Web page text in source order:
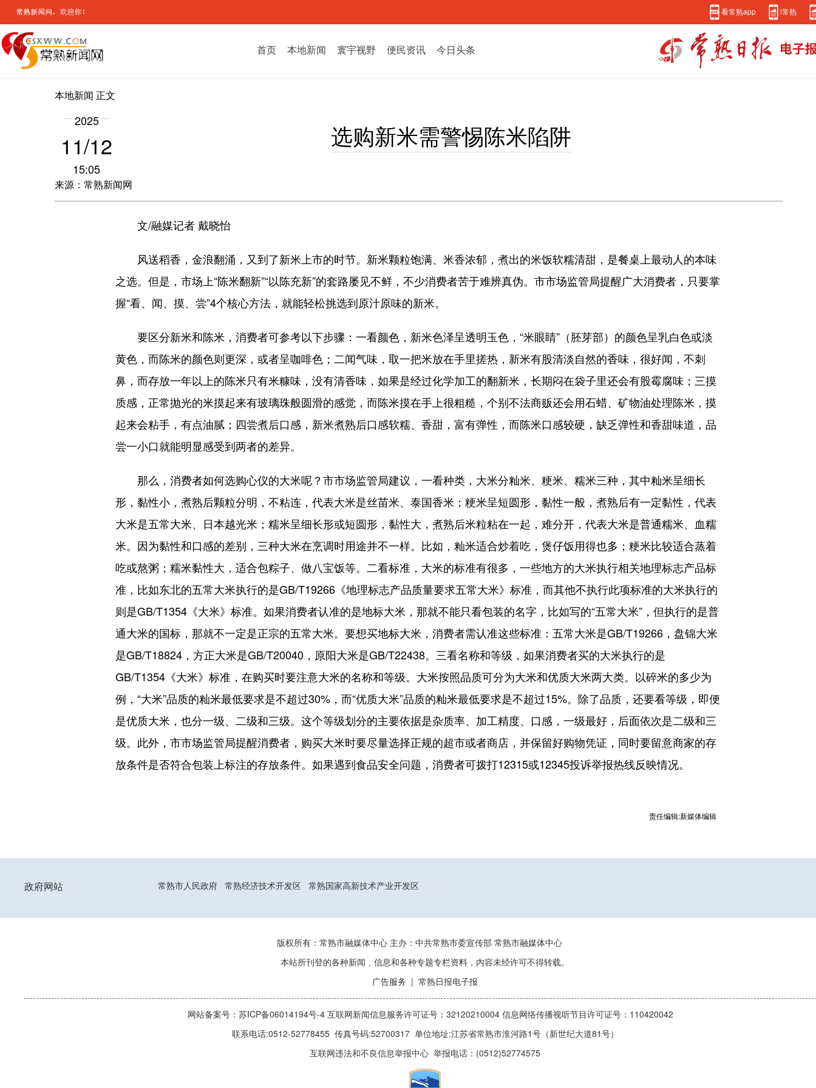
看常熟app i常熟
首页 本地新闻 寰宇视野 便民资讯 今日头条
本地新闻 正文
2025
11/12
15:05
来源：常熟新闻网
选购新米需警惕陈米陷阱
文/融媒记者 戴晓怡
风送稻香，金浪翻涌，又到了新米上市的时节。新米颗粒饱满、米香浓郁，煮出的米饭软糯清甜，是餐桌上最动人的本味
之选。但是，市场上“陈米翻新”“以陈充新”的套路屡见不鲜，不少消费者苦于难辨真伪。市市场监管局提醒广大消费者，只要掌
握“看、闻、摸、尝”4个核心方法，就能轻松挑选到原汁原味的新米。
要区分新米和陈米，消费者可参考以下步骤：一看颜色，新米色泽呈透明玉色，“米眼睛”（胚芽部）的颜色呈乳白色或淡
黄色，而陈米的颜色则更深，或者呈咖啡色；二闻气味，取一把米放在手里搓热，新米有股清淡自然的香味，很好闻，不刺
鼻，而存放一年以上的陈米只有米糠味，没有清香味，如果是经过化学加工的翻新米，长期闷在袋子里还会有股霉腐味；三摸
质感，正常抛光的米摸起来有玻璃珠般圆滑的感觉，而陈米摸在手上很粗糙，个别不法商贩还会用石蜡、矿物油处理陈米，摸
起来会粘手，有点油腻；四尝煮后口感，新米煮熟后口感软糯、香甜，富有弹性，而陈米口感较硬，缺乏弹性和香甜味道，品
尝一小口就能明显感受到两者的差异。
那么，消费者如何选购心仪的大米呢？市市场监管局建议，一看种类，大米分籼米、粳米、糯米三种，其中籼米呈细长
形，黏性小，煮熟后颗粒分明，不粘连，代表大米是丝苗米、泰国香米；粳米呈短圆形，黏性一般，煮熟后有一定黏性，代表
大米是五常大米、日本越光米；糯米呈细长形或短圆形，黏性大，煮熟后米粒粘在一起，难分开，代表大米是普通糯米、血糯
米。因为黏性和口感的差别，三种大米在烹调时用途并不一样。比如，籼米适合炒着吃，煲仔饭用得也多；粳米比较适合蒸着
吃或熬粥；糯米黏性大，适合包粽子、做八宝饭等。二看标准，大米的标准有很多，一些地方的大米执行相关地理标志产品标
准，比如东北的五常大米执行的是GB/T19266《地理标志产品质量要求五常大米》标准，而其他不执行此项标准的大米执行的
则是GB/T1354《大米》标准。如果消费者认准的是地标大米，那就不能只看包装的名字，比如写的“五常大米”，但执行的是普
通大米的国标，那就不一定是正宗的五常大米。要想买地标大米，消费者需认准这些标准：五常大米是GB/T19266，盘锦大米
是GB/T18824，方正大米是GB/T20040，原阳大米是GB/T22438。三看名称和等级，如果消费者买的大米执行的是
GB/T1354《大米》标准，在购买时要注意大米的名称和等级。大米按照品质可分为大米和优质大米两大类。以碎米的多少为
例，“大米”品质的籼米最低要求是不超过30%，而“优质大米”品质的籼米最低要求是不超过15%。除了品质，还要看等级，即便
是优质大米，也分一级、二级和三级。这个等级划分的主要依据是杂质率、加工精度、口感，一级最好，后面依次是二级和三
级。此外，市市场监管局提醒消费者，购买大米时要尽量选择正规的超市或者商店，并保留好购物凭证，同时要留意商家的存
放条件是否符合包装上标注的存放条件。如果遇到食品安全问题，消费者可拨打12315或12345投诉举报热线反映情况。
责任编辑:新媒体编辑
政府网站 常熟市人民政府 常熟经济技术开发区 常熟国家高新技术产业开发区
版权所有：常熟市融媒体中心 主办：中共常熟市委宣传部 常熟市融媒体中心
本站所刊登的各种新闻﹑信息和各种专题专栏资料，内容未经许可不得转载。
广告服务 常熟日报电子报
网站备案号：苏ICP备06014194号-4 互联网新闻信息服务许可证号：32120210004 信息网络传播视听节目许可证号：110420042
联系电话:0512-52778455 传真号码:52700317 单位地址:江苏省常熟市淮河路1号（新世纪大道81号）
互联网违法和不良信息举报中心 举报电话：(0512)52774575